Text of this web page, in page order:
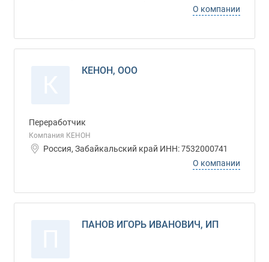
О компании
КЕНОН, ООО
Переработчик
Компания КЕНОН
Россия, Забайкальский край ИНН: 7532000741
О компании
ПАНОВ ИГОРЬ ИВАНОВИЧ, ИП